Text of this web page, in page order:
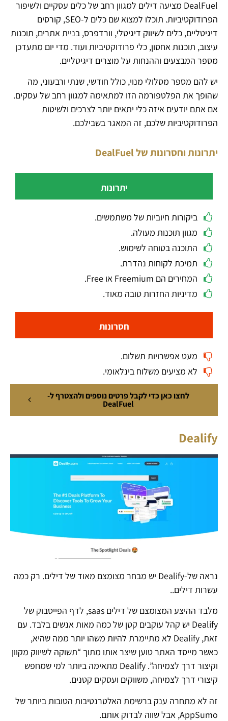
DealFuel מציעה דילים למגוון רחב של כלים עסקיים ולשיפור
הפרודוקטיביות. תוכלו למצוא שם כלים ל-SEO, קורסים
דיגיטליים, כלים לשיווק דיגיטלי, וורדפרס, בניית אתרים, תוכנות
עיצוב, תוכנות אחסון, כלי פרודוקטיביות ועוד. מדי יום מתעדכן
מספר המבצעים וההנחות על מוצרים דיגיטליים.
יש להם מספר מסלולי מנוי, כולל חודשי, שנתי ורבעוני, מה
שהופך את הפלטפורמה הזו למתאימה למגוון רחב של עסקים.
אם אתם יודעים איזה כלי יתאים יותר לצרכים ולשיטות
הפרודוקטיביות שלכם, זה המאגר בשבילכם.
יתרונות וחסרונות של DealFuel
יתרונות
ביקורות חיוביות של משתמשים.
מגוון תוכנות מעולה.
התוכנה בטוחה לשימוש.
תמיכת לקוחות נהדרת.
המחירים הם Freemium או Free.
מדיניות החזרות טובה מאוד.
חסרונות
מעט אפשרויות תשלום.
לא מציעים משלוח בינלאומי.
לחצו כאן כדי לקבל פרטים נוספים ולהצטרף ל-
DealFuel
Dealify
נראה של-Dealify יש מבחר מצומצם מאוד של דילים. רק כמה
עשרות דילים..
מלבד ההיצע המצומצם של דילים saas, לדף הפייסבוק של
Dealify יש קהל עוקבים קטן של כמה מאות אנשים בלבד. עם
זאת, Dealify לא מתיימרת להיות משהו יותר ממה שהיא,
כאשר מייסד האתר טוען שיצר אותו מתוך “תשוקה לשיווק מקוון
וקיצור דרך לצמיחה”. Dealify מתאימה ביותר למי שמחפש
קיצורי דרך לצמיחה, משווקים ועסקים קטנים.
זה לא מתחרה ענק ברשימת האלטרנטיבות הטובות ביותר של
AppSumo, אבל שווה לבדוק אותם.